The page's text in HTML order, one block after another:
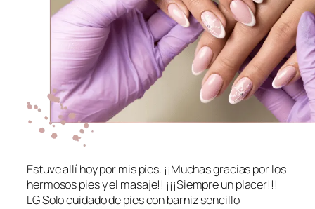
Estuve allí hoy por mis pies. ¡¡Muchas gracias por los
hermosos pies y el masaje!! ¡¡¡Siempre un placer!!!
LG Solo cuidado de pies con barniz sencillo